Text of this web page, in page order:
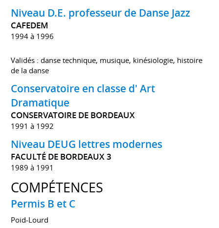
Niveau D.E. professeur de Danse Jazz
CAFEDEM
1994 à 1996
Validés : danse technique, musique, kinésiologie, histoire
de la danse
Conservatoire en classe d' Art
Dramatique
CONSERVATOIRE DE BORDEAUX
1991 à 1992
Niveau DEUG lettres modernes
FACULTÉ DE BORDEAUX 3
1989 à 1991
COMPÉTENCES
Permis B et C
Poid-Lourd